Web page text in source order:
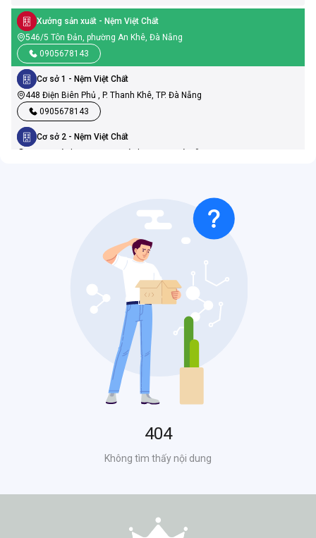
Xưởng sản xuất - Nệm Việt Chất
546/5 Tôn Đản, phường An Khê, Đà Nẵng
0905678143
Cơ sở 1 - Nệm Việt Chất
448 Điện Biên Phủ , P. Thanh Khê, TP. Đà Nẵng
0905678143
Cơ sở 2 - Nệm Việt Chất
386 Nguyễn Hữu Thọ, P. Cẩm Lệ, TP. Đà Nẵng
- Nệm Việt Chất
569 Điện Biên Phủ, P. Thanh Khê, TP.Đà Nẵng
0905678143